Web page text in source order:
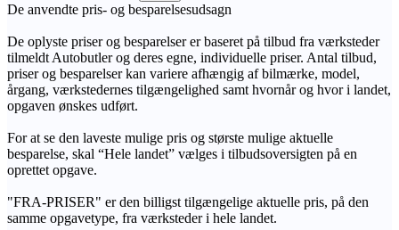
De anvendte pris- og besparelsesudsagn
De oplyste priser og besparelser er baseret på tilbud fra værksteder
tilmeldt Autobutler og deres egne, individuelle priser. Antal tilbud,
priser og besparelser kan variere afhængig af bilmærke, model,
årgang, værkstedernes tilgængelighed samt hvornår og hvor i landet,
opgaven ønskes udført.
For at se den laveste mulige pris og største mulige aktuelle
besparelse, skal “Hele landet” vælges i tilbudsoversigten på en
oprettet opgave.
"FRA-PRISER" er den billigst tilgængelige aktuelle pris, på den
samme opgavetype, fra værksteder i hele landet.